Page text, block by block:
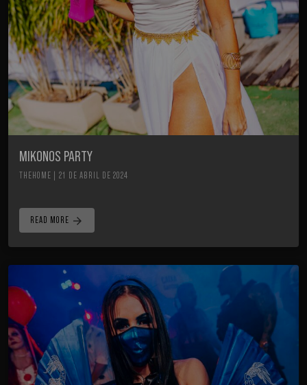
MIKONOS PARTY
THEHOME | 21 DE ABRIL DE 2024
READ MORE arrow_forward